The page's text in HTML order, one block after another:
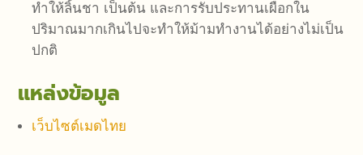
ทำให้ลิ้นชา เป็นต้น และการรับประทานเผือกใน
ปริมาณมากเกินไปจะทำให้ม้ามทำงานได้อย่างไม่เป็น
ปกติ
แหล่งข้อมูล
เว็บไซต์เมดไทย